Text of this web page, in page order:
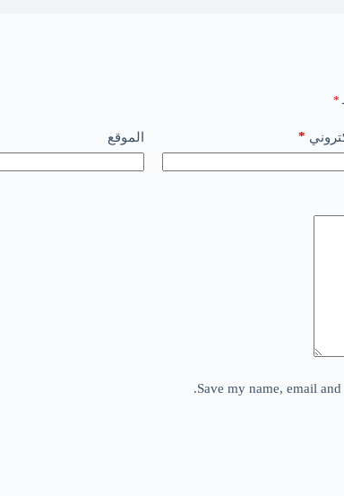
*
* الموقع
Save my name, email